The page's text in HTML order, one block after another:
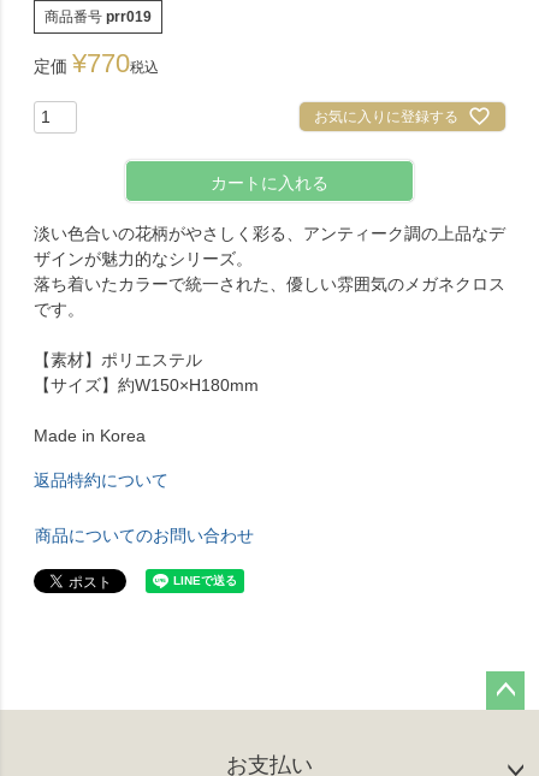
商品番号 prr019
定価 ¥770税込
お気に入りに登録する
カートに入れる
淡い色合いの花柄がやさしく彩る、アンティーク調の上品なデ
ザインが魅力的なシリーズ。
落ち着いたカラーで統一された、優しい雰囲気のメガネクロス
です。
【素材】ポリエステル
【サイズ】約W150×H180mm
Made in Korea
返品特約について
商品についてのお問い合わせ
お支払い